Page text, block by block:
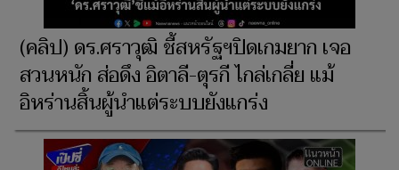
(คลิป) ดร.ศราวุฒิ ชี้สหรัฐฯปิดเกมยาก เจอ
สวนหนัก ส่อดึง อิตาลี-ตุรกี ไกล่เกลี่ย แม้
อิหร่านสิ้นผู้นำแต่ระบบยังแกร่ง